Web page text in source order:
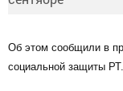
Об этом сообщили в
социальной защиты РТ.